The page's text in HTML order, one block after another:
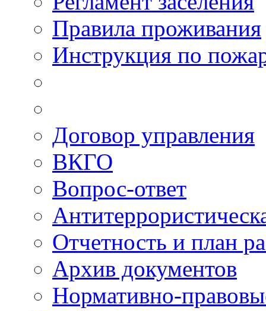
Правила проживания
Инструкция по
Договор управления
ВКГО
Вопрос-ответ
Отчетность и план
Архив документов
Нормативно-